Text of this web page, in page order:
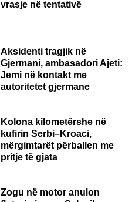
vrasje në tentativë
Aksidenti tragjik në
Gjermani, ambasadori Ajeti:
Jemi në kontakt me
autoritetet gjermane
Kolona kilometërshe në
kufirin Serbi–Kroaci,
mërgimtarët përballen me
pritje të gjata
Zogu në motor anulon